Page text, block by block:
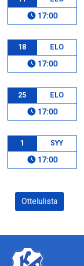
17:00
18 ELO
17:00
25 ELO
17:00
1 SYY
17:00
Ottelulista